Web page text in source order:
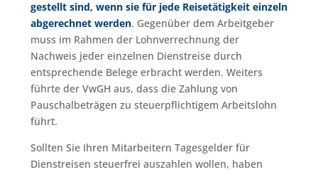
gestellt sind, wenn sie für jede Reisetätigkeit einzeln
abgerechnet werden. Gegenüber dem Arbeitgeber
muss im Rahmen der Lohnverrechnung der
Nachweis jeder einzelnen Dienstreise durch
entsprechende Belege erbracht werden. Weiters
führte der VwGH aus, dass die Zahlung von
Pauschalbeträgen zu steuerpflichtigem Arbeitslohn
führt.
Sollten Sie Ihren Mitarbeitern Tagesgelder für
Dienstreisen steuerfrei auszahlen wollen, haben